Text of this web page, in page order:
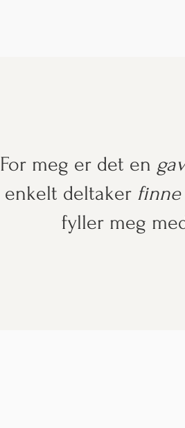
For meg er det en
enkelt deltaker
fyller meg